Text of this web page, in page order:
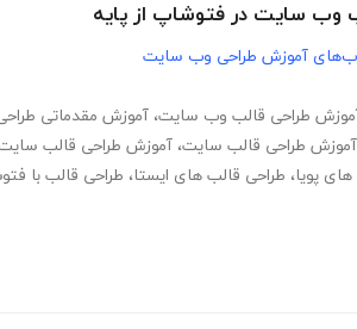
وب سایت در فتوشاپ از پایه
آموزش طراحی وب سایت
طراحی قالب وب سایت، آموزش مقدماتی
آموزش طراحی قالب سایت، آموزش طراحی قالب
پویا، طراحی قالب های ایستا، طراحی قالب با